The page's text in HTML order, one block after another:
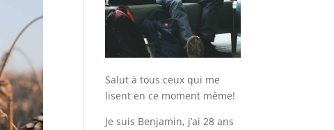
Salut à tous ceux qui me
lisent en ce moment même!
Je suis Benjamin, j’ai 28 ans